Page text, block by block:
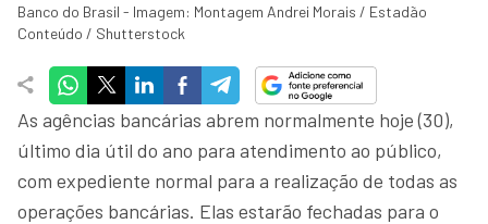
Banco do Brasil - Imagem: Montagem Andrei Morais / Estadão
Conteúdo / Shutterstock
As agências bancárias abrem normalmente hoje (30),
último dia útil do ano para atendimento ao público,
com expediente normal para a realização de todas as
operações bancárias. Elas estarão fechadas para o